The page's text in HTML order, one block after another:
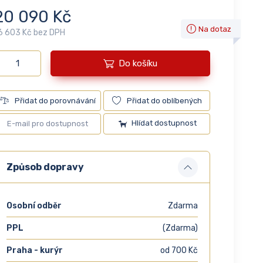
090 Kč
603 Kč bez DPH Na dotaz
Do košíku
Přidat do porovnávání Přidat do oblíbených
Hlídat dostupnost
Způsob dopravy
Osobní odběr Zdarma
PPL (Zdarma)
Praha - kurýr od 700 Kč